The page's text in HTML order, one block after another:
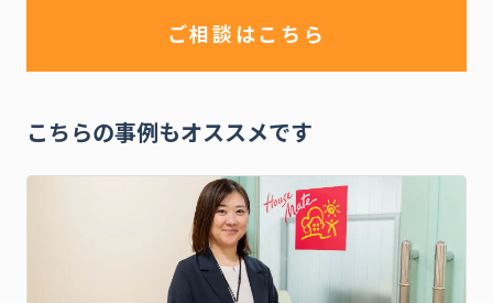
ご相談はこちら
こちらの事例もオススメです